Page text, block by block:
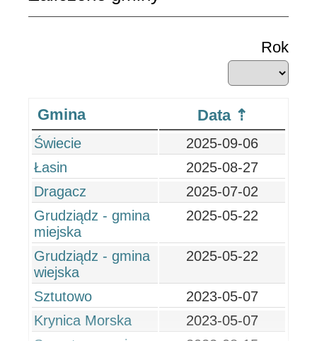
Rok
Gmina Data
Świecie
2025-09-06
Łasin
2025-08-27
Dragacz
2025-07-02
Grudziądz - gmina
miejska
2025-05-22
Grudziądz - gmina
wiejska
2025-05-22
Sztutowo
2023-05-07
Krynica Morska
2023-05-07